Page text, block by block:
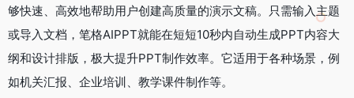
够快速、高效地帮助用户创建高质量的演示文稿。只需输入主题
或导入文档，笔格AIPPT就能在短短10秒内自动生成PPT内容大
纲和设计排版，极大提升PPT制作效率。它适用于各种场景，例
如机关汇报、企业培训、教学课件制作等。